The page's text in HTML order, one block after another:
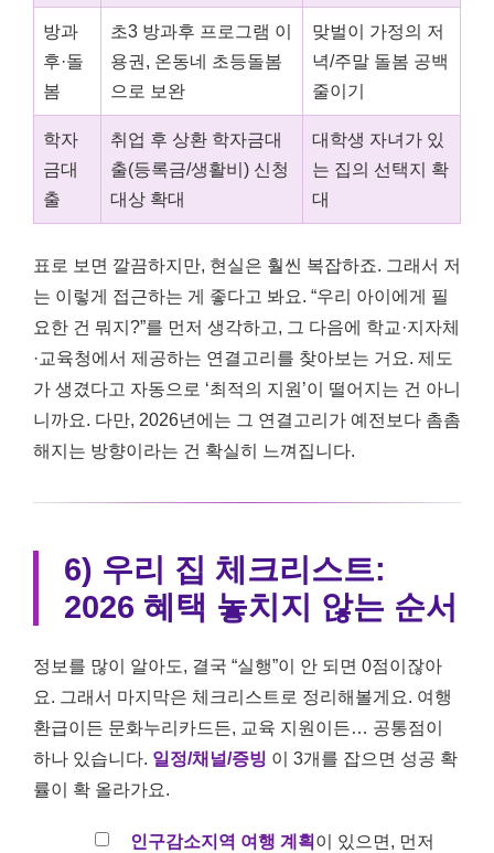
방과
후·돌
봄
초3 방과후 프로그램 이
용권, 온동네 초등돌봄
으로 보완
맞벌이 가정의 저
녁/주말 돌봄 공백
줄이기
학자
금대
출
취업 후 상환 학자금대
출(등록금/생활비) 신청
대상 확대
대학생 자녀가 있
는 집의 선택지 확
대
표로 보면 깔끔하지만, 현실은 훨씬 복잡하죠. 그래서 저
는 이렇게 접근하는 게 좋다고 봐요. “우리 아이에게 필
요한 건 뭐지?”를 먼저 생각하고, 그 다음에 학교·지자체
·교육청에서 제공하는 연결고리를 찾아보는 거요. 제도
가 생겼다고 자동으로 ‘최적의 지원’이 떨어지는 건 아니
니까요. 다만, 2026년에는 그 연결고리가 예전보다 촘촘
해지는 방향이라는 건 확실히 느껴집니다.
6) 우리 집 체크리스트:
2026 혜택 놓치지 않는 순서
정보를 많이 알아도, 결국 “실행”이 안 되면 0점이잖아
요. 그래서 마지막은 체크리스트로 정리해볼게요. 여행
환급이든 문화누리카드든, 교육 지원이든… 공통점이
하나 있습니다. 일정/채널/증빙 이 3개를 잡으면 성공 확
률이 확 올라가요.
인구감소지역 여행 계획 이 있으면, 먼저